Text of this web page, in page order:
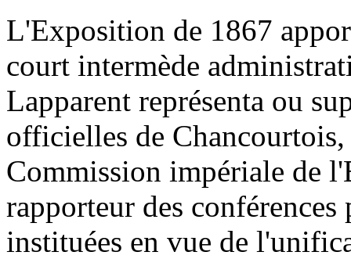
L'Exposition de 1867
court intermède
Lapparent représenta ou
officielles de Chancourtois,
Commission impériale de
rapporteur des
instituées en vue de